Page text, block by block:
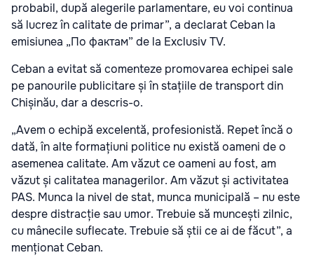
probabil, după alegerile parlamentare, eu voi continua
să lucrez în calitate de primar”, a declarat Ceban la
emisiunea „По фактам” de la Exclusiv TV.
Ceban a evitat să comenteze promovarea echipei sale
pe panourile publicitare și în stațiile de transport din
Chișinău, dar a descris-o.
„Avem o echipă excelentă, profesionistă. Repet încă o
dată, în alte formațiuni politice nu există oameni de o
asemenea calitate. Am văzut ce oameni au fost, am
văzut și calitatea managerilor. Am văzut și activitatea
PAS. Munca la nivel de stat, munca municipală – nu este
despre distracție sau umor. Trebuie să muncești zilnic,
cu mânecile suflecate. Trebuie să știi ce ai de făcut”, a
menționat Ceban.